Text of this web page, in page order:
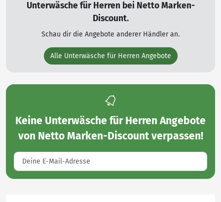
Unterwäsche für Herren bei Netto Marken-
Discount.
Schau dir die Angebote anderer Händler an.
Alle Unterwäsche für Herren Angebote
Keine Unterwäsche für Herren Angebote
von Netto Marken-Discountverpassen!